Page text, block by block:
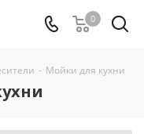
0
- Мойки для кухни